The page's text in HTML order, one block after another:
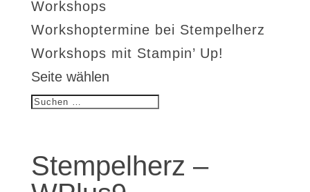
Workshops
Workshoptermine bei Stempelherz
Workshops mit Stampin’ Up!
Seite wählen
Stempelherz –